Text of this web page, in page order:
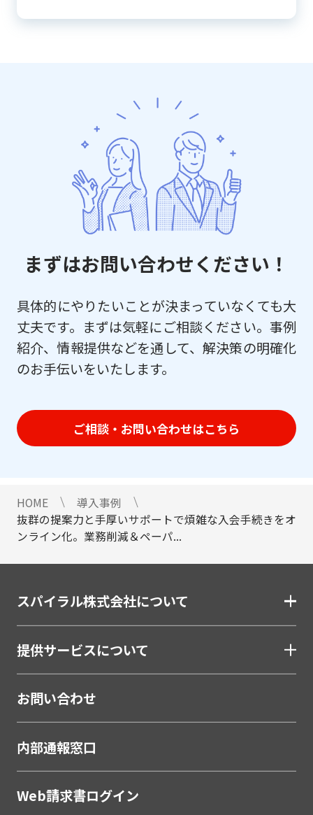
まずはお問い合わせください！
具体的にやりたいことが決まっていなくても大
丈夫です。まずは気軽にご相談ください。事例
紹介、情報提供などを通して、解決策の明確化
のお手伝いをいたします。
ご相談・お問い合わせはこちら
HOME
導入事例
抜群の提案力と手厚いサポートで煩雑な入会手続きをオ
ンライン化。業務削減＆ペーパ...
スパイラル株式会社について
提供サービスについて
お問い合わせ
内部通報窓口
Web請求書ログイン